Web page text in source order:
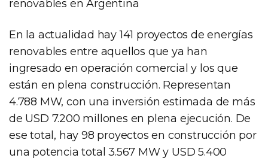
renovables en Argentina
En la actualidad hay 141 proyectos de energías
renovables entre aquellos que ya han
ingresado en operación comercial y los que
están en plena construcción. Representan
4.788 MW, con una inversión estimada de más
de USD 7.200 millones en plena ejecución. De
ese total, hay 98 proyectos en construcción por
una potencia total 3.567 MW y USD 5.400